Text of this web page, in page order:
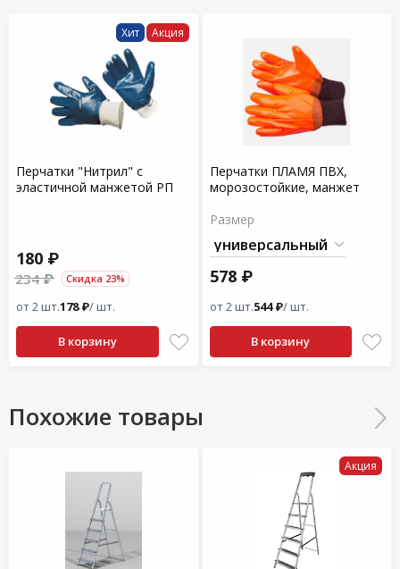
Хит Акция
Перчатки "Нитрил" с
эластичной манжетой РП
180 ₽
234 ₽ Скидка 23%
от 2 шт.178 ₽/ шт.
В корзину
Перчатки ПЛАМЯ ПВХ,
морозостойкие, манжет
Размер
578 ₽
от 2 шт.544 ₽/ шт.
В корзину
Похожие товары
Акция